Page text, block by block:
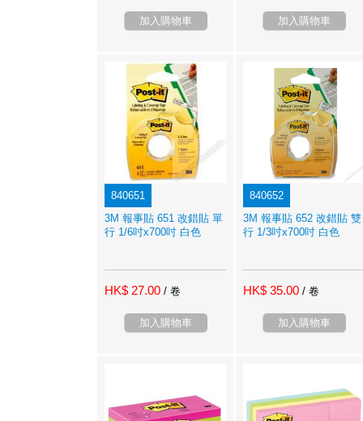
加入購物車 加入購物車
840651
3M 報事貼 651 改錯貼 單
行 1/6吋x700吋 白色
HK$ 27.00 / 卷
加入購物車
840652
3M 報事貼 652 改錯貼 雙
行 1/3吋x700吋 白色
HK$ 35.00 / 卷
加入購物車